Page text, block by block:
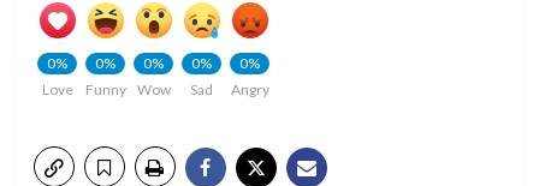
0%
Love
0%
Funny
0%
Wow
0%
Sad
0%
Angry